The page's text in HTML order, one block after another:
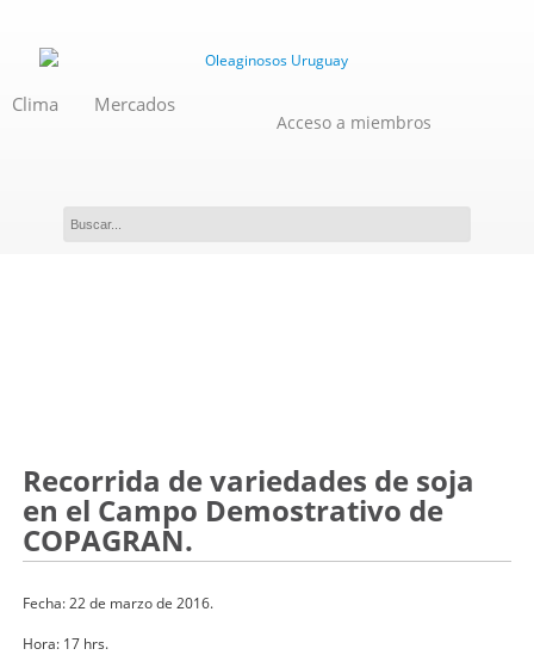
Clima Mercados
Acceso a miembros
Recorrida de variedades de soja
en el Campo Demostrativo de
COPAGRAN.
Fecha: 22 de marzo de 2016.
Hora: 17 hrs.